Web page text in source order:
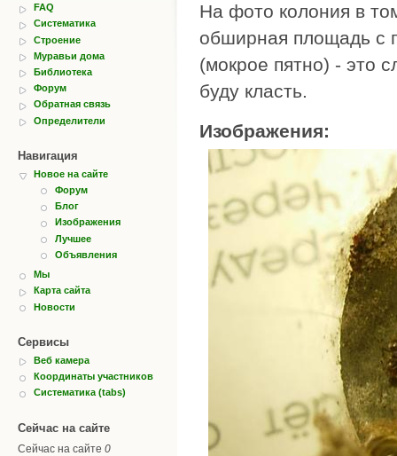
FAQ
Систематика
Строение
Муравьи дома
Библиотека
Форум
Обратная связь
Определители
Навигация
Новое на сайте
Форум
Блог
Изображения
Лучшее
Объявления
Мы
Карта сайта
Новости
Сервисы
Веб камера
Координаты участников
Систематика (tabs)
Сейчас на сайте
Сейчас на сайте 0
На фото колония в
обширная площадь с
(мокрое пятно) - это
буду класть.
Изображения: